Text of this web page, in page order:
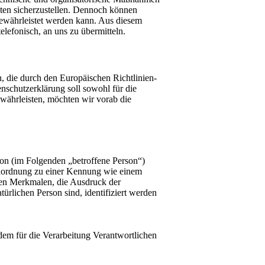
sicherzustellen. Dennoch können
werden kann. Aus diesem
an uns zu übermitteln.
die durch den Europäischen Richtlinien-
soll sowohl für die
möchten wir vorab die
(im Folgenden „betroffene Person“)
zu einer Kennung wie einem
Merkmalen, die Ausdruck der
Person sind, identifiziert werden
für die Verarbeitung Verantwortlichen